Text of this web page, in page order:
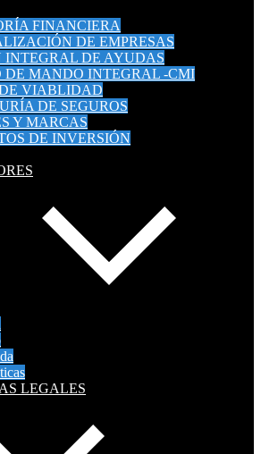
FINANCIERA
DE EMPRESAS
INTEGRAL DE AYUDAS
DE MANDO INTEGRAL -CMI
VIABLIDAD
DE SEGUROS
Y MARCAS
DE INVERSIÓN
LEGALES